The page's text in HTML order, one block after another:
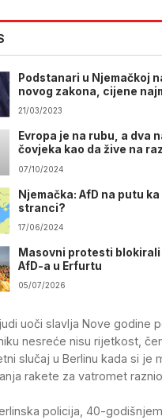
Podstanari u Njemačkoj
novog zakona, cijene
bi jako skočiti
21/03/2023
Evropa je na rubu, a dva
čovjeka kao da žive na
planetima
07/10/2024
Njemačka: AfD na putu
stranci?
17/06/2024
Masovni protesti
AfD-a u Erfurtu
05/07/2026
uoči slavlja Nove godine
nesreće nisu rijetkost,
slučaj u Berlinu kada si je
rakete za vatromet
policija, 40-